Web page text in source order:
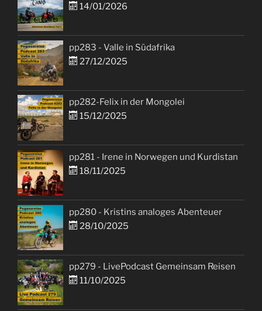
14/01/2026
pp283 - Valle in Südafrika
27/12/2025
pp282-Felix in der Mongolei
15/12/2025
pp281 - Irene in Norwegen und Kurdistan
18/11/2025
pp280 - Kristins analoges Abenteuer
28/10/2025
pp279 - LivePodcast Gemeinsam Reisen
11/10/2025